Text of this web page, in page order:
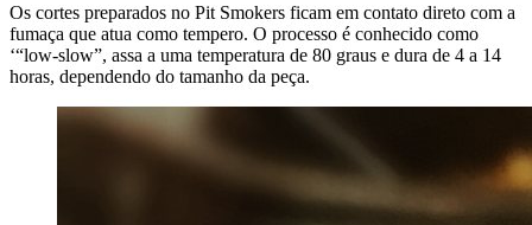
Os cortes preparados no Pit Smokers ficam em contato direto com a
fumaça que atua como tempero. O processo é conhecido como
‘“low-slow”, assa a uma temperatura de 80 graus e dura de 4 a 14
horas, dependendo do tamanho da peça.